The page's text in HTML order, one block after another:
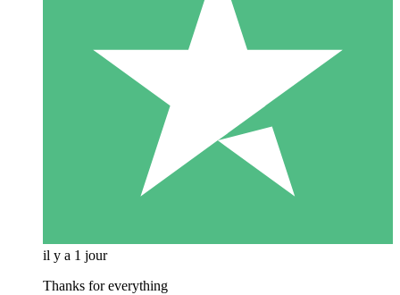
il y a 1 jour
Thanks for everything